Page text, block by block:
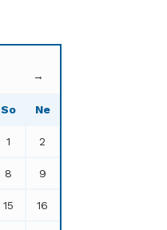
→
So Ne
1 2
8 9
15 16